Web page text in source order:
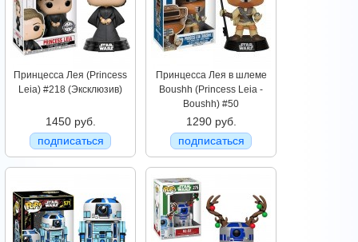
Принцесса Лея (Princess
Leia) #218 (Эксклюзив)
1450 руб.
подписаться
Принцесса Лея в шлеме
Boushh (Princess Leia -
Boushh) #50
1290 руб.
подписаться